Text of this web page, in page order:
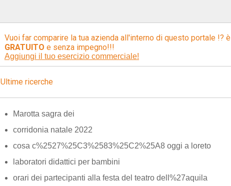
Vuoi far comparire la tua azienda all'interno di questo portale !? è
GRATUITO e senza impegno!!!
Aggiungi il tuo esercizio commerciale!
Ultime ricerche
Marotta sagra dei
corridonia natale 2022
cosa c%2527%25C3%2583%25C2%25A8 oggi a loreto
laboratori didattici per bambini
orari dei partecipanti alla festa del teatro dell%27aquila